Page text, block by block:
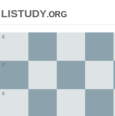
listudy.org
6
7
8